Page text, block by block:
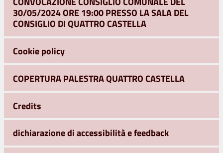
30/05/2024 ORE 19:00 PRESSO LA SALA DEL
CONSIGLIO DI QUATTRO CASTELLA
Cookie policy
COPERTURA PALESTRA QUATTRO CASTELLA
Credits
dichiarazione di accessibilità e feedback